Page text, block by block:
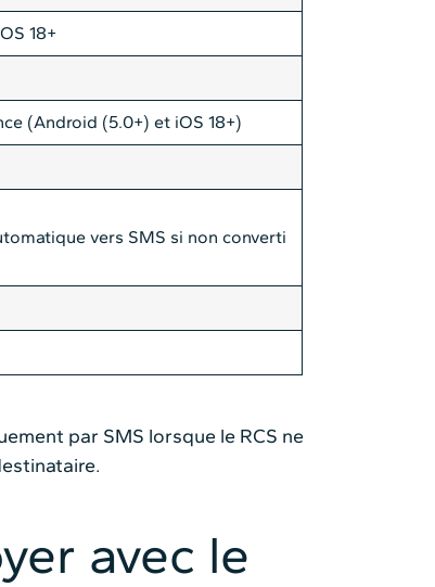
18+
(Android (5.0+) et iOS 18+)
vers SMS si non converti
par SMS lorsque le RCS ne
avec le